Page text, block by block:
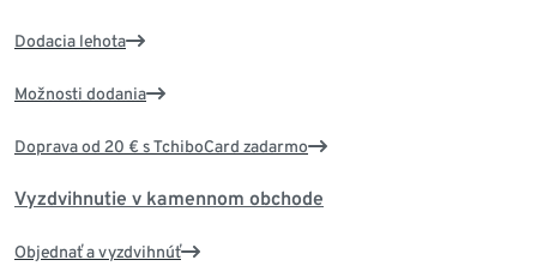
Dodacia lehota
Možnosti dodania
Doprava od 20 € s TchiboCard zadarmo
Vyzdvihnutie v kamennom obchode
Objednať a vyzdvihnúť